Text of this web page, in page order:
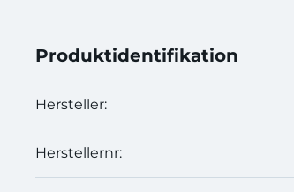
Produktidentifikation
Hersteller:
Herstellernr: